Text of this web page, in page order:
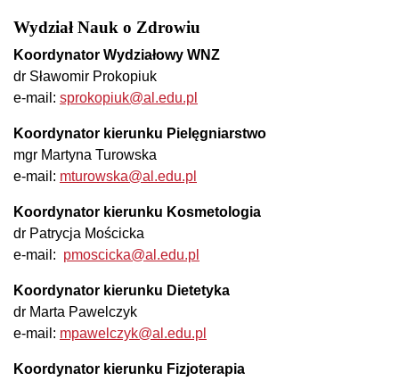
Wydział Nauk o Zdrowiu
Koordynator Wydziałowy WNZ
dr Sławomir Prokopiuk
e-mail: sprokopiuk@al.edu.pl
Koordynator kierunku Pielęgniarstwo
mgr Martyna Turowska
e-mail: mturowska@al.edu.pl
Koordynator kierunku Kosmetologia
dr Patrycja Mościcka
e-mail: pmoscicka@al.edu.pl
Koordynator kierunku Dietetyka
dr Marta Pawelczyk
e-mail: mpawelczyk@al.edu.pl
Koordynator kierunku Fizjoterapia